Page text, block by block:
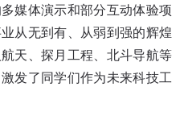
媒体演示和部分互动体验项
从无到有、从弱到强的辉煌
天、探月工程、北斗导航等
发了同学们作为未来科技工